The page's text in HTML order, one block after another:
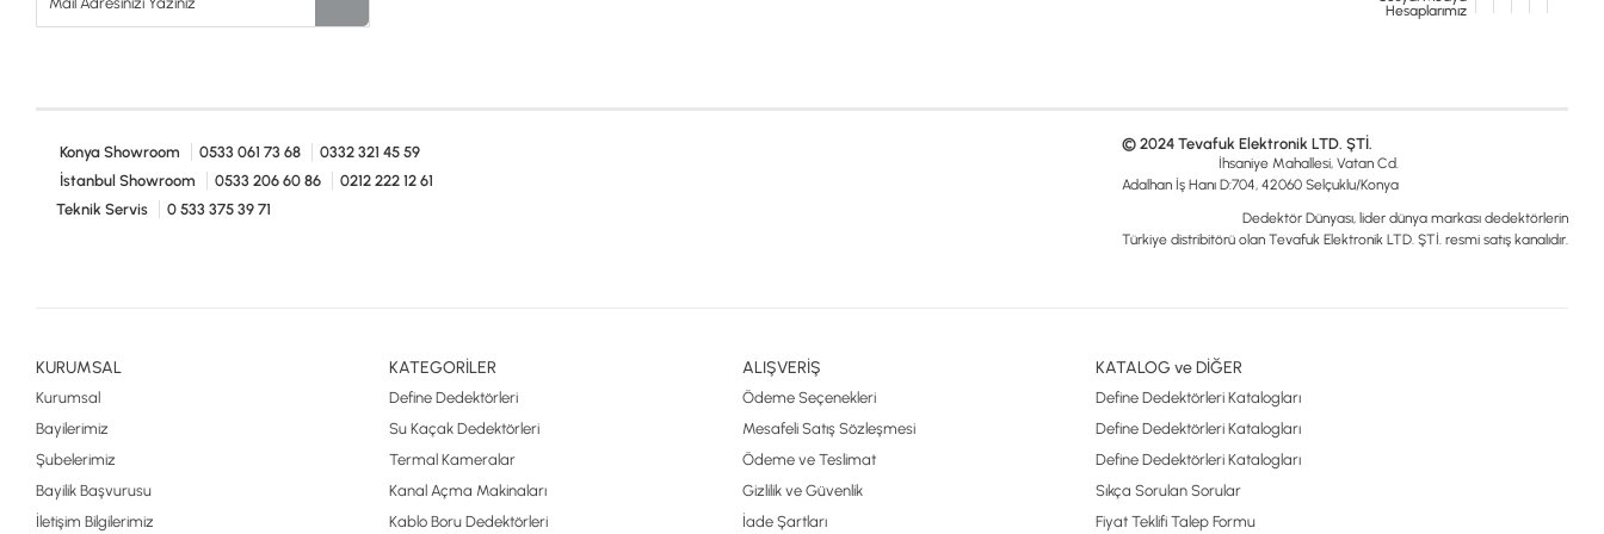
Hesaplarımız
Konya Showroom 0533 061 73 68
0332 321 45 59
İstanbul Showroom
0533 206 60 86
0212 222 12 61
Teknik Servis
0 533 375 39 71
© 2024 Tevafuk Elektronik LTD. ŞTİ.
İhsaniye Mahallesi, Vatan Cd.
Adalhan İş Hanı D:704, 42060 Selçuklu/Konya
Dedektör Dünyası, lider dünya markası dedektörlerin
Türkiye distribitörü olan Tevafuk Elektronik LTD. ŞTİ. resmi satış kanalıdır.
KURUMSAL
Kurumsal
Bayilerimiz
Şubelerimiz
Bayilik Başvurusu
İletişim Bilgilerimiz
KATEGORİLER
Define Dedektörleri
Su Kaçak Dedektörleri
Termal Kameralar
Kanal Açma Makinaları
Kablo Boru Dedektörleri
ALIŞVERİŞ
Ödeme Seçenekleri
Mesafeli Satış Sözleşmesi
Ödeme ve Teslimat
Gizlilik ve Güvenlik
İade Şartları
KATALOG ve DİĞER
Define Dedektörleri Katalogları
Define Dedektörleri Katalogları
Define Dedektörleri Katalogları
Sıkça Sorulan Sorular
Fiyat Teklifi Talep Formu